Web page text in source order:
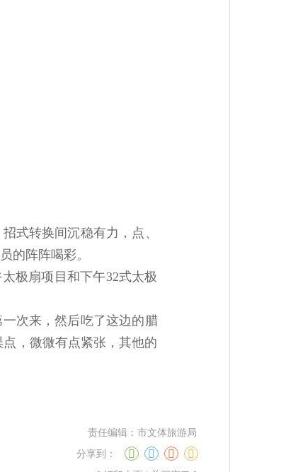
式转换间沉稳有力，点、
的阵阵喝彩。
极扇项目和下午32式太极
次来，然后吃了这边的腊
，微微有点紧张，其他的
责任编辑： 市文体旅游局
分享到：